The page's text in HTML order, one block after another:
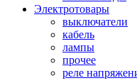
Электротовары
выключатели
кабель
лампы
прочее
реле